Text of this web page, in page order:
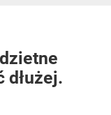
dłużej.